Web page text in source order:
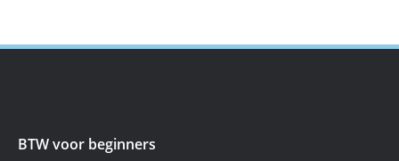
BTW voor beginners